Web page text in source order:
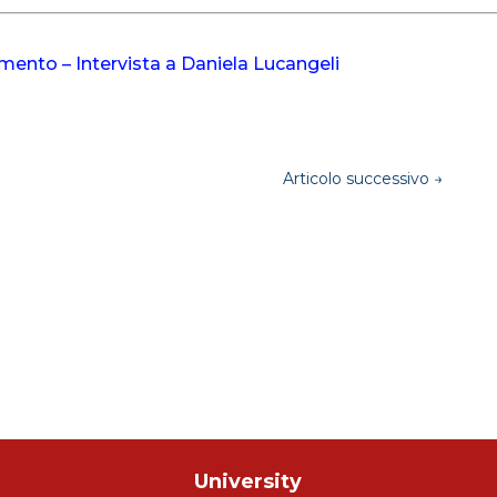
– Intervista a Daniela Lucangeli
Articolo successivo →
University